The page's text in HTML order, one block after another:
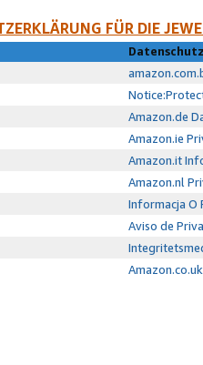
FÜR DIE
Amazon.de
Amazon.ie
Amazon.it
Amazon.nl
Informacja O
Aviso de